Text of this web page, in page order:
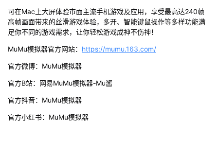
可在Mac上大屏体验市面主流手机游戏及应用，享受最高达240帧
高帧画面带来的丝滑游戏体验，多开、智能键鼠操作等多样功能满
足你不同的游戏需求，让你轻松游戏成神不伤神！
MuMu模拟器官方网站： https://mumu.163.com/
官方微博：MuMu模拟器
官方B站：网易MuMu模拟器-Mu酱
官方抖音：MuMu模拟器
官方小红书：MuMu模拟器